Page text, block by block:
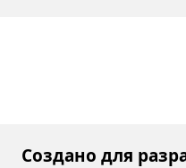
Создано для